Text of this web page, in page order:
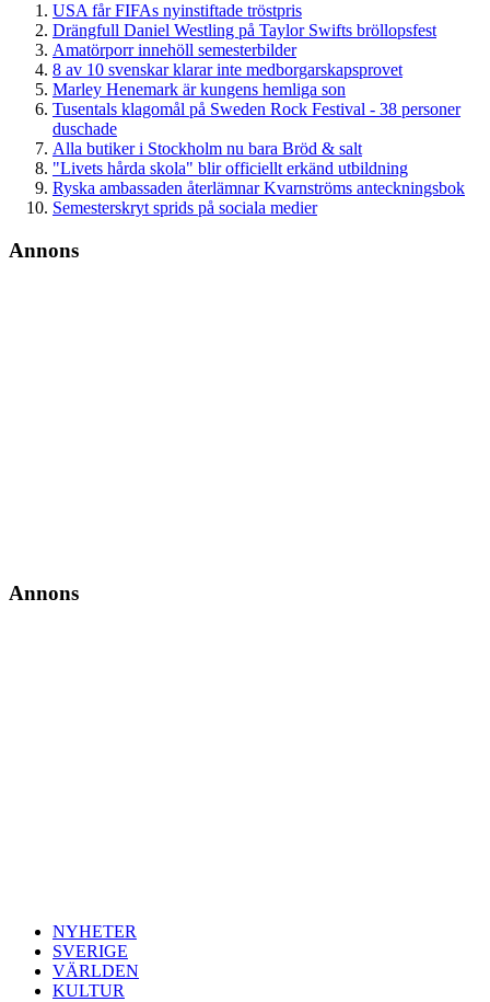
USA får FIFAs nyinstiftade tröstpris
Drängfull Daniel Westling på Taylor Swifts bröllopsfest
Amatörporr innehöll semesterbilder
8 av 10 svenskar klarar inte medborgarskapsprovet
Marley Henemark är kungens hemliga son
Tusentals klagomål på Sweden Rock Festival - 38 personer
duschade
Alla butiker i Stockholm nu bara Bröd & salt
"Livets hårda skola" blir officiellt erkänd utbildning
Ryska ambassaden återlämnar Kvarnströms anteckningsbok
Semesterskryt sprids på sociala medier
Annons
Annons
NYHETER
SVERIGE
VÄRLDEN
KULTUR